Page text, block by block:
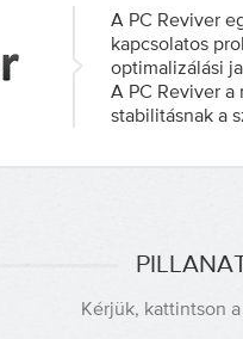
A PC Reviver
kapcsolatos
optimalizálási
A PC Reviver
stabilitásnak a
Kérjük, kattintson